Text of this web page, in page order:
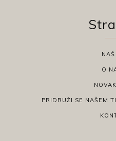
O
PRIDRUŽI SE NAŠEM